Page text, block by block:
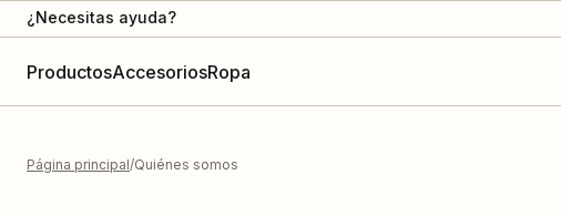
¿Necesitas ayuda?
ProductosAccesoriosRopa
Página principal Quiénes somos